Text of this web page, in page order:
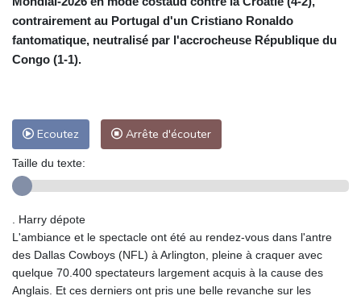
contrairement au Portugal d'un Cristiano Ronaldo
fantomatique, neutralisé par l'accrocheuse République du
Congo (1-1).
Ecoutez Arrête d'écouter
Taille du texte:
. Harry dépote
L'ambiance et le spectacle ont été au rendez-vous dans l'antre
des Dallas Cowboys (NFL) à Arlington, pleine à craquer avec
quelque 70.400 spectateurs largement acquis à la cause des
Anglais. Et ces derniers ont pris une belle revanche sur les